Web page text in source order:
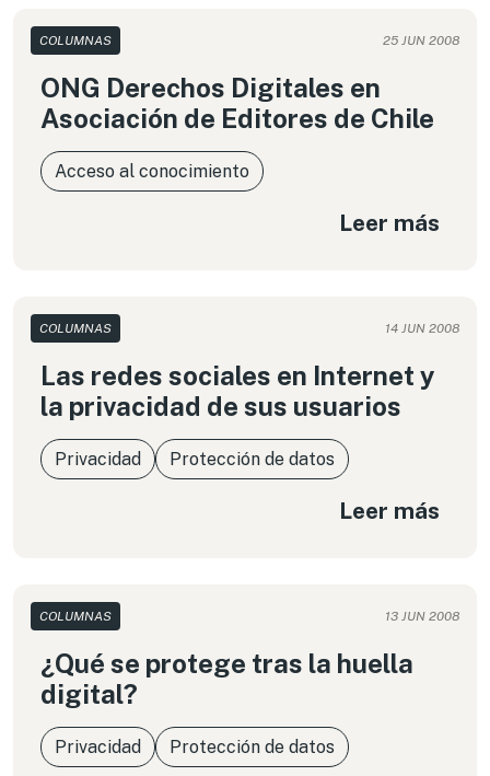
COLUMNAS 25 JUN 2008
ONG Derechos Digitales en
Asociación de Editores de Chile
Acceso al conocimiento
Leer más
COLUMNAS 14 JUN 2008
Las redes sociales en Internet y
la privacidad de sus usuarios
Privacidad Protección de datos
Leer más
COLUMNAS 13 JUN 2008
¿Qué se protege tras la huella
digital?
Privacidad Protección de datos